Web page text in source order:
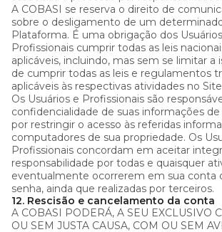
A COBASI se reserva o direito de
sobre o desligamento de um
Plataforma. É uma obrigação dos
Profissionais cumprir todas as leis
aplicáveis, incluindo, mas sem se limitar a
de cumprir todas as leis e regulamentos
aplicáveis às respectivas atividades no
Os Usuários e Profissionais são
confidencialidade de suas informações
por restringir o acesso às referidas
computadores de sua propriedade. Os
Profissionais concordam em aceitar
responsabilidade por todas e quaisquer
eventualmente ocorrerem em sua conta
senha, ainda que realizadas por terceiros.
12. Rescisão e cancelamento da conta
A COBASI PODERÁ, A SEU EXCLUSIVO
OU SEM JUSTA CAUSA, COM OU SEM